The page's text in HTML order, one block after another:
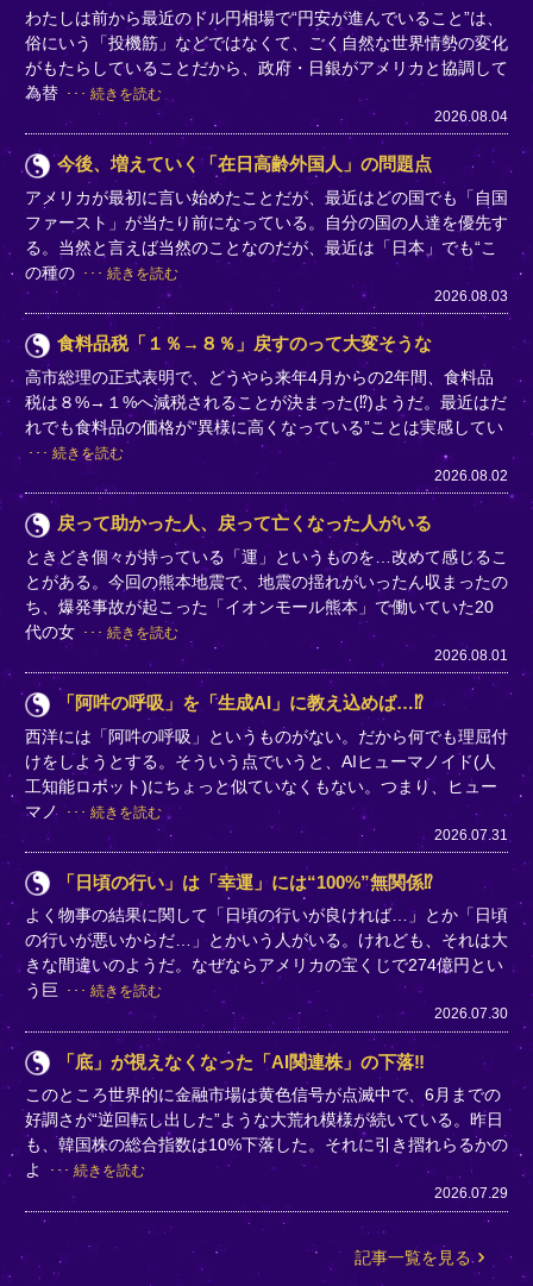
わたしは前から最近のドル円相場で“円安が進んでいること”は、
俗にいう「投機筋」などではなくて、ごく自然な世界情勢の変化
がもたらしていることだから、政府・日銀がアメリカと協調して
為替
続きを読む
2026.08.04
今後、増えていく「在日高齢外国人」の問題点
アメリカが最初に言い始めたことだが、最近はどの国でも「自国
ファースト」が当たり前になっている。自分の国の人達を優先す
る。当然と言えば当然のことなのだが、最近は「日本」でも“こ
の種の
続きを読む
2026.08.03
食料品税「１％→８％」戻すのって大変そうな
高市総理の正式表明で、どうやら来年4月からの2年間、食料品
税は８%→１%へ減税されることが決まった(⁉)ようだ。最近はだ
れでも食料品の価格が“異様に高くなっている”ことは実感してい
続きを読む
2026.08.02
戻って助かった人、戻って亡くなった人がいる
ときどき個々が持っている「運」というものを…改めて感じるこ
とがある。今回の熊本地震で、地震の揺れがいったん収まったの
ち、爆発事故が起こった「イオンモール熊本」で働いていた20
代の女
続きを読む
2026.08.01
「阿吽の呼吸」を「生成AI」に教え込めば…⁉
西洋には「阿吽の呼吸」というものがない。だから何でも理屈付
けをしようとする。そういう点でいうと、AIヒューマノイド(人
工知能ロボット)にちょっと似ていなくもない。つまり、ヒュー
マノ
続きを読む
2026.07.31
「日頃の行い」は「幸運」には“100%”無関係⁉
よく物事の結果に関して「日頃の行いが良ければ…」とか「日頃
の行いが悪いからだ…」とかいう人がいる。けれども、それは大
きな間違いのようだ。なぜならアメリカの宝くじで274億円とい
う巨
続きを読む
2026.07.30
「底」が視えなくなった「AI関連株」の下落‼
このところ世界的に金融市場は黄色信号が点滅中で、6月までの
好調さが“逆回転し出した”ような大荒れ模様が続いている。昨日
も、韓国株の総合指数は10%下落した。それに引き摺れらるかの
よ
続きを読む
2026.07.29
記事一覧を見る